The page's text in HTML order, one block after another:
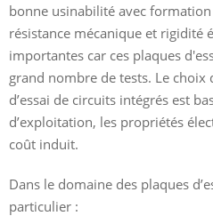
bonne usinabilité avec
résistance mécanique et rigidité
importantes car ces plaques
grand nombre de tests. Le
d’essai de circuits intégrés est
d’exploitation, les propriétés
coût induit.
Dans le domaine des plaques
particulier :